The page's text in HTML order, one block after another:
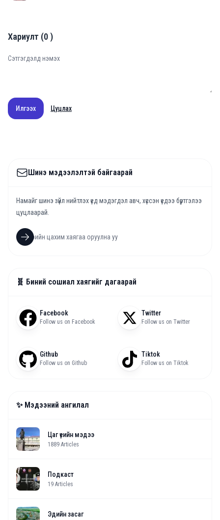
Хариулт (0)
Илгээх Цуцлах
Шинэ мэдээлэлтэй байгаарай
Намайг шинэ зүйл нийтлэх үед мэдэгдэл авч, хүссэн үедээ бүртгэлээ
цуцлаарай.
🧬 Биний сошиал хаягийг дагаарай
Facebook
Follow us on Facebook
Twitter
Follow us on Twitter
Github
Follow us on Github
Tiktok
Follow us on Tiktok
✨ Мэдээний ангилал
Цаг үеийн мэдээ
1889 Articles
Подкаст
19 Articles
Эдийн засаг